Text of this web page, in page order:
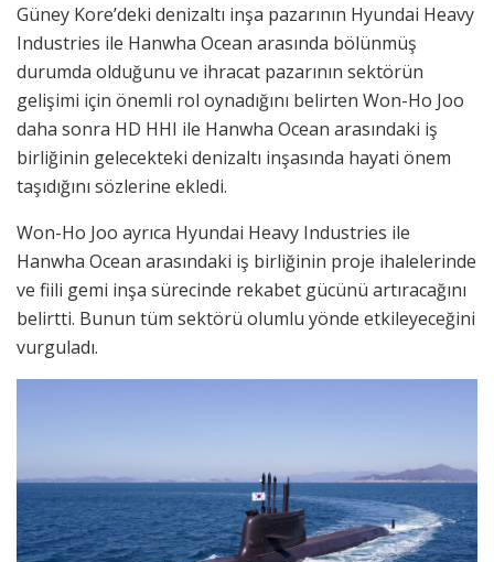
Güney Kore’deki denizaltı inşa pazarının Hyundai Heavy
Industries ile Hanwha Ocean arasında bölünmüş
durumda olduğunu ve ihracat pazarının sektörün
gelişimi için önemli rol oynadığını belirten Won-Ho Joo
daha sonra HD HHI ile Hanwha Ocean arasındaki iş
birliğinin gelecekteki denizaltı inşasında hayati önem
taşıdığını sözlerine ekledi.
Won-Ho Joo ayrıca Hyundai Heavy Industries ile
Hanwha Ocean arasındaki iş birliğinin proje ihalelerinde
ve fiili gemi inşa sürecinde rekabet gücünü artıracağını
belirtti. Bunun tüm sektörü olumlu yönde etkileyeceğini
vurguladı.